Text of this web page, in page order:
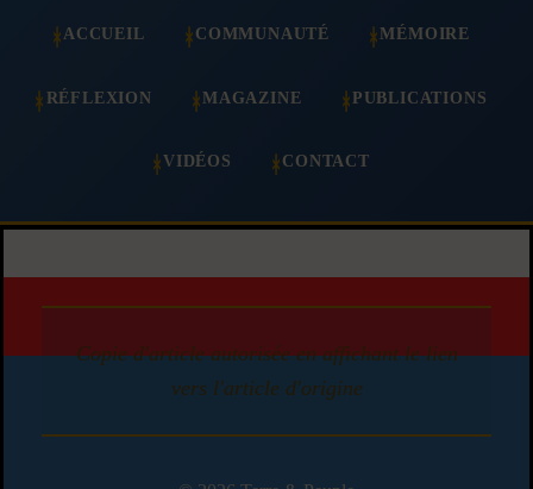
ACCUEIL COMMUNAUTÉ MÉMOIRE
RÉFLEXION MAGAZINE PUBLICATIONS
VIDÉOS CONTACT
Copie d'article autorisée en affichant le lien
vers l'article d'origine